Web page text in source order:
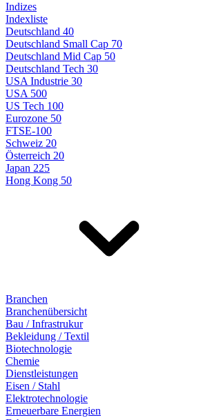
Indizes
Indexliste
Deutschland 40
Deutschland Small Cap 70
Deutschland Mid Cap 50
Deutschland Tech 30
USA Industrie 30
USA 500
US Tech 100
Eurozone 50
FTSE-100
Schweiz 20
Österreich 20
Japan 225
Hong Kong 50
Branchen
Branchenübersicht
Bau / Infrastrukur
Bekleidung / Textil
Biotechnologie
Chemie
Dienstleistungen
Eisen / Stahl
Elektrotechnologie
Erneuerbare Energien